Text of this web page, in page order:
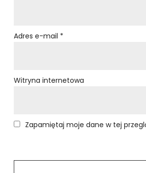
Adres e-mail *
Witryna internetowa
Zapamiętaj moje dane w tej